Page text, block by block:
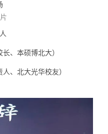
长、本硕博北大）
人、北大光华校友）